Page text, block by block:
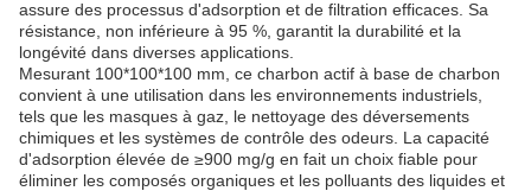
assure des processus d'adsorption et de filtration efficaces. Sa
résistance, non inférieure à 95 %, garantit la durabilité et la
longévité dans diverses applications.
Mesurant 100*100*100 mm, ce charbon actif à base de charbon
convient à une utilisation dans les environnements industriels,
tels que les masques à gaz, le nettoyage des déversements
chimiques et les systèmes de contrôle des odeurs. La capacité
d'adsorption élevée de ≥900 mg/g en fait un choix fiable pour
éliminer les composés organiques et les polluants des liquides et